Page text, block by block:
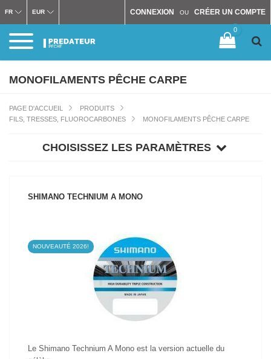
CONNEXION OU CRÉER UN COMPTE
FR EUR
0
MONOFILAMENTS PÊCHE CARPE
PAGE D'ACCUEIL
PRODUITS
FILS, TRESSES, FLUOROCARBONES
MONOFILAMENTS PÊCHE CARPE
CHOISISSEZ LES PARAMÈTRES
SHIMANO TECHNIUM A MONO
NOUVEAUTÉ 2026!
VOIR LE PRODUIT
Le Shimano Technium A Mono est la version actuelle du